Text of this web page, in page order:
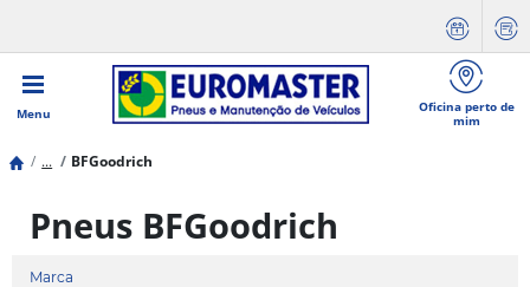
Menu
Oficina perto de
mim
... BFGoodrich
Pneus BFGoodrich
Marca